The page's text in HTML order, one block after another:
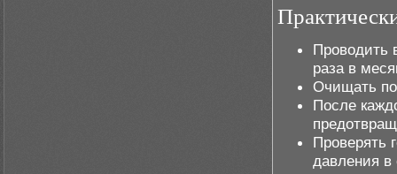
Проводить
раза в
Очищать
После
Проверять
давления в